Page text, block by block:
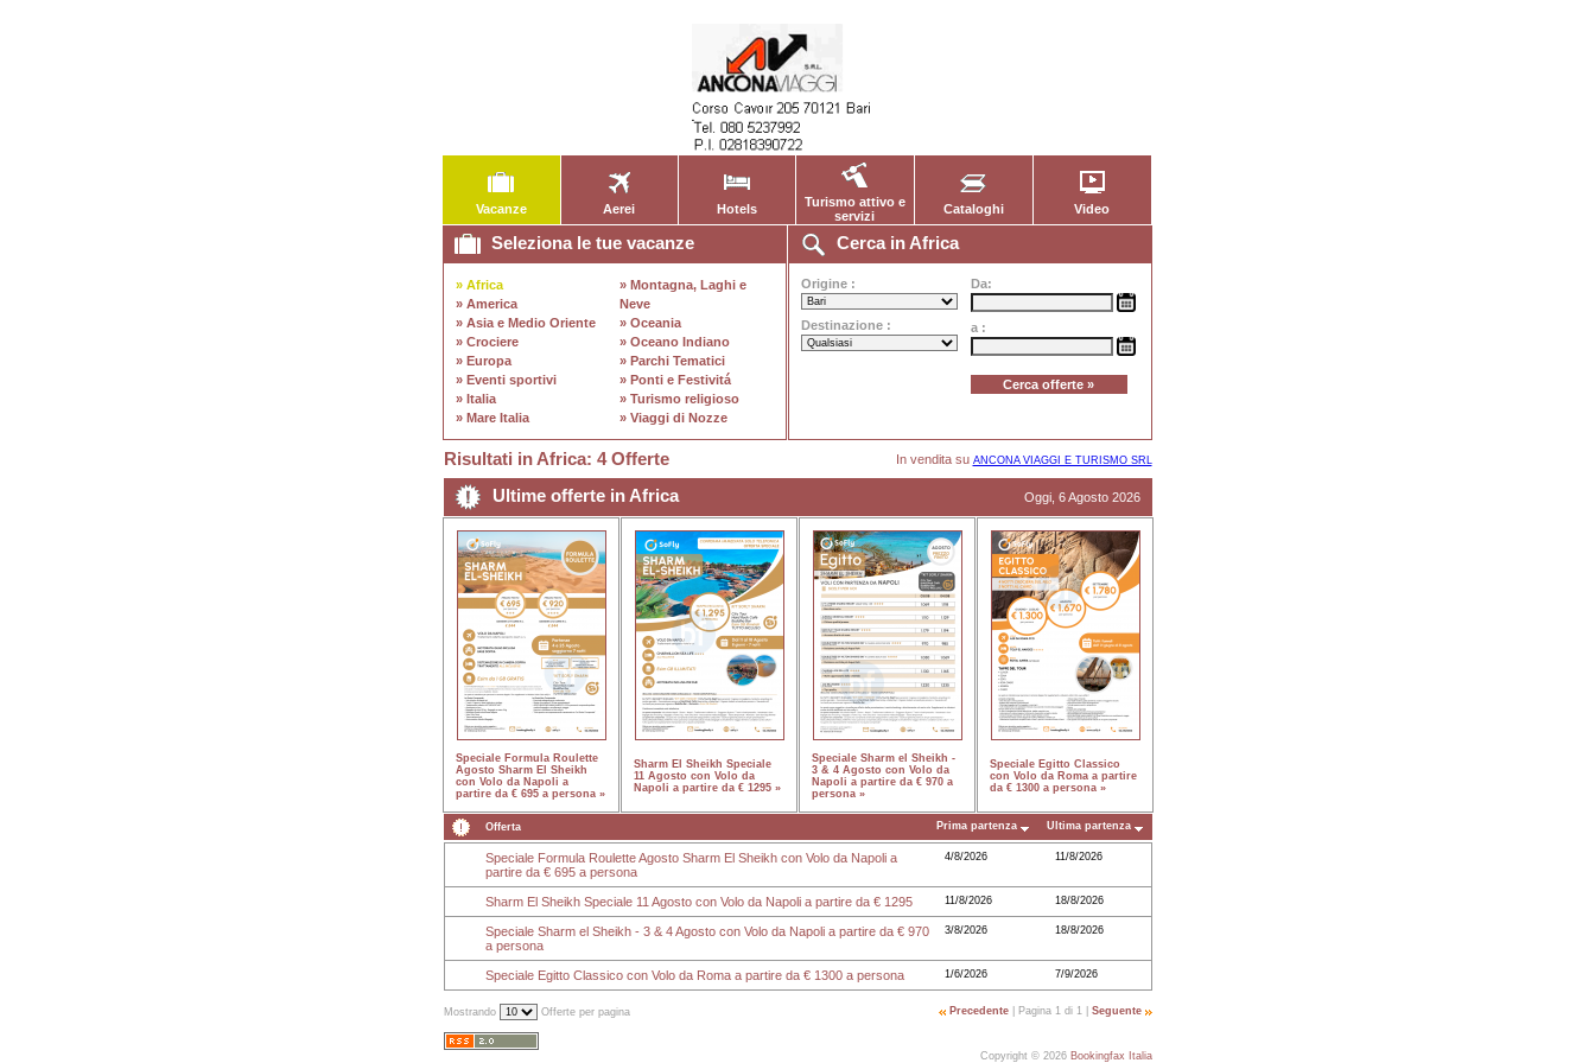
Vacanze Aerei Hotels
Turismo attivo e
servizi
Cataloghi Video
Seleziona le tue vacanze Cerca in Africa
» Africa
» America
» Asia e Medio Oriente
» Crociere
» Europa
» Eventi sportivi
» Italia
» Mare Italia
» Montagna, Laghi e
Neve
» Oceania
» Oceano Indiano
» Parchi Tematici
» Ponti e Festivitá
» Turismo religioso
» Viaggi di Nozze
Origine :
Destinazione :
Da:
a :
Risultati in Africa: 4 Offerte In vendita su ANCONA VIAGGI E TURISMO SRL
Ultime offerte in Africa Oggi, 6 Agosto 2026
Speciale Formula Roulette
Agosto Sharm El Sheikh
con Volo da Napoli a
partire da € 695 a persona »
Sharm El Sheikh Speciale
11 Agosto con Volo da
Napoli a partire da € 1295 »
Speciale Sharm el Sheikh -
3 & 4 Agosto con Volo da
Napoli a partire da € 970 a
persona »
Speciale Egitto Classico
con Volo da Roma a partire
da € 1300 a persona »
Offerta Prima partenza Ultima partenza
Speciale Formula Roulette Agosto Sharm El Sheikh con Volo da Napoli a
partire da € 695 a persona
4/8/2026 11/8/2026
Sharm El Sheikh Speciale 11 Agosto con Volo da Napoli a partire da € 1295 11/8/2026 18/8/2026
Speciale Sharm el Sheikh - 3 & 4 Agosto con Volo da Napoli a partire da € 970
a persona
3/8/2026 18/8/2026
Speciale Egitto Classico con Volo da Roma a partire da € 1300 a persona 1/6/2026 7/9/2026
Mostrando Offerte per pagina Precedente| Pagina 1 di 1 | Seguente
Copyright © 2026 Bookingfax Italia